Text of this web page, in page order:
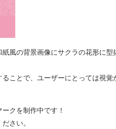
風の背景画像にサクラの花形に
ことで、ユーザーにとっては視
クを制作中です！
さい。